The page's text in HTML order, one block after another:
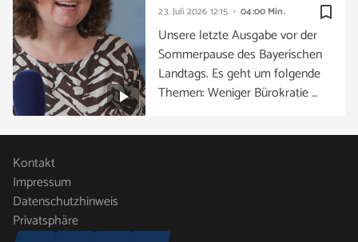
bookmark_border
23. Juli 2026 12:15 04:00 Min.
Unsere letzte Ausgabe vor der
Sommerpause des Bayerischen
Landtags. Es geht um folgende
Themen: Weniger Bürokratie …
Kontakt
Impressum
Datenschutzhinweis
Privatsphäre